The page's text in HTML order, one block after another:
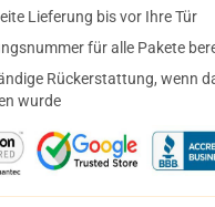
Lieferung bis vor Ihre Tür
für alle Pakete
Rückerstattung, wenn
wurde